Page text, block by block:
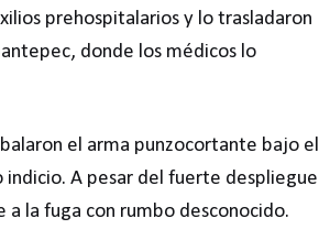
prehospitalarios y lo trasladaron
donde los médicos lo
el arma punzocortante bajo el
A pesar del fuerte despliegue
la fuga con rumbo desconocido.